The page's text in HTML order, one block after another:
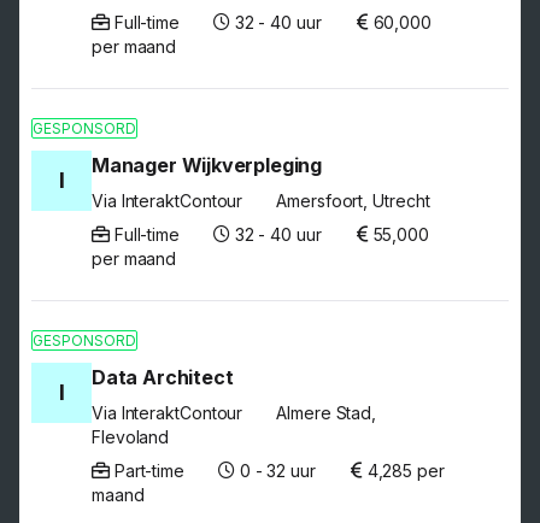
Full-time
32 - 40 uur
60,000
per maand
GESPONSORD
I
Manager Wijkverpleging
Via InteraktContour
Amersfoort, Utrecht
Full-time
32 - 40 uur
55,000
per maand
GESPONSORD
I
Data Architect
Via InteraktContour
Almere Stad,
Flevoland
Part-time
0 - 32 uur
4,285 per
maand